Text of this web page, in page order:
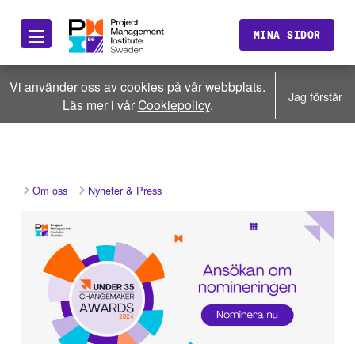
≡ MINA SIDOR
Vi använder oss av cookies på vår webbplats.
Läs mer i vårCookiepolicy. Jag förstår
Om oss Nyheter & Press